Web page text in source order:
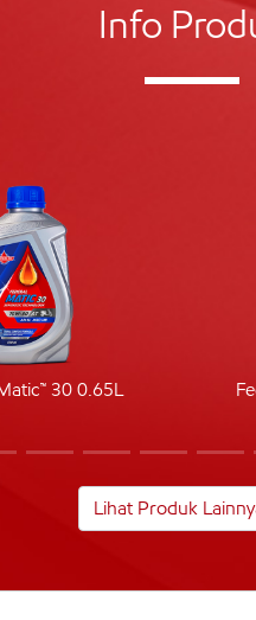
Info
30 0.65L
Lihat Produk